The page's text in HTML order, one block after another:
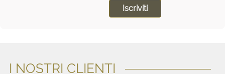
I NOSTRI CLIENTI